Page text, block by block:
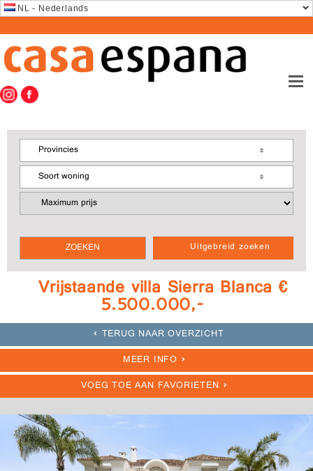
NL - Nederlands
Uitgebreid zoeken
Provincies
Soort woning
Vrijstaande villa Sierra Blanca €
5.500.000,-
TERUG NAAR OVERZICHT
MEER INFO
VOEG TOE AAN FAVORIETEN